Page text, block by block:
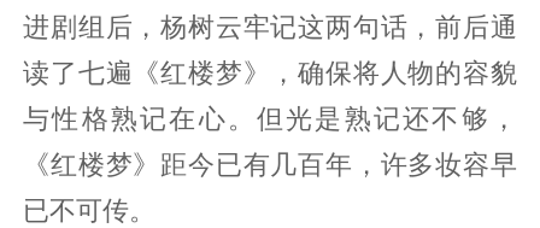
进剧组后，杨树云牢记这两句话，前后通
读了七遍《红楼梦》，确保将人物的容貌
与性格熟记在心。但光是熟记还不够，
《红楼梦》距今已有几百年，许多妆容早
已不可传。